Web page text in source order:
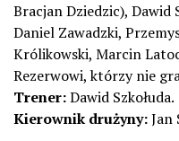
Bracjan Dziedzic), Dawid
Daniel Zawadzki,
Królikowski, Marcin
Rezerwowi, którzy nie
Trener:Dawid Szkołuda.
Kierownik drużyny:Jan